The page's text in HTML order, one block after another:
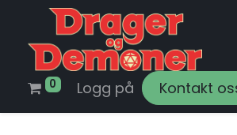
0 Logg på Kontakt